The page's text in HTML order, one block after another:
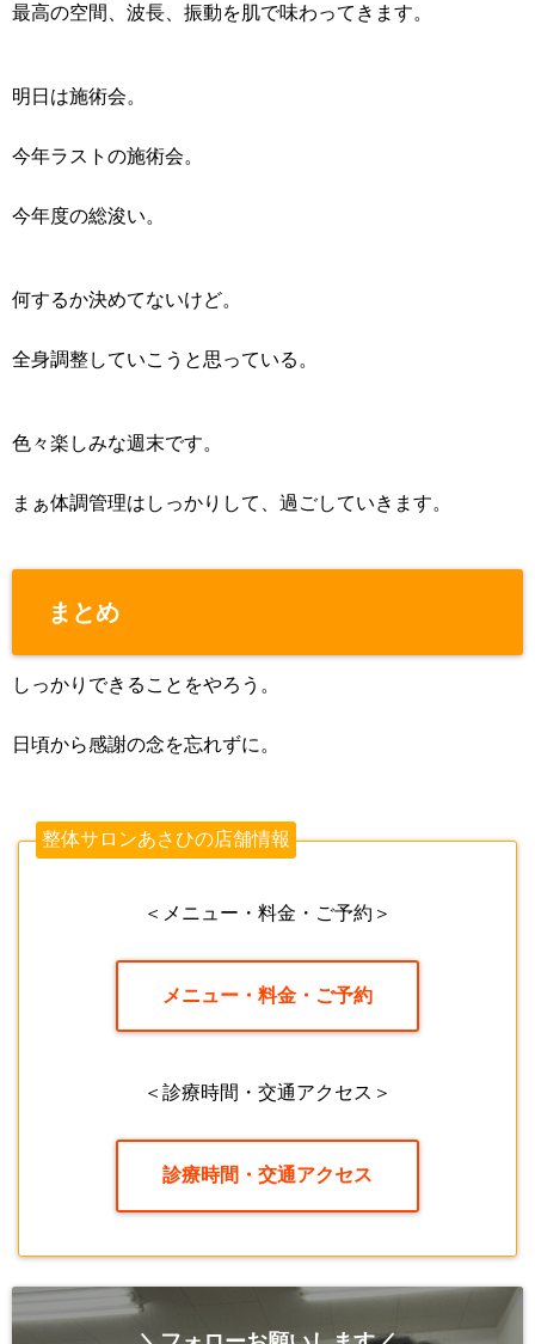
最高の空間、波長、振動を肌で味わってきます。
明日は施術会。
今年ラストの施術会。
今年度の総浚い。
何するか決めてないけど。
全身調整していこうと思っている。
色々楽しみな週末です。
まぁ体調管理はしっかりして、過ごしていきます。
まとめ
しっかりできることをやろう。
日頃から感謝の念を忘れずに。
整体サロンあさひの店舗情報
＜メニュー・料金・ご予約＞
メニュー・料金・ご予約
＜診療時間・交通アクセス＞
診療時間・交通アクセス